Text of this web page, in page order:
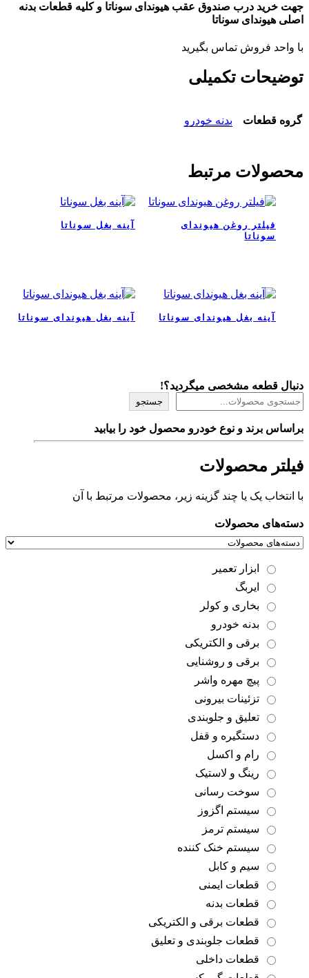
جهت خرید درب صندوق عقب هیوندای سوناتا و کلیه قطعات بدنه
اصلی هیوندای سوناتا
با واحد فروش تماس بگیرید
توضیحات تکمیلی
گروه قطعات بدنه خودرو
محصولات مرتبط
فیلتر روغن هیوندای
سوناتا
آینه بغل سوناتا
آینه بغل هیوندای سوناتا آینه بغل هیوندای سوناتا
دنبال قطعه مشخصی میگردید؟!
جستجو
براساس برند و نوع خودرو محصول خود را بیابید
فیلتر محصولات
با انتخاب یک یا چند گزینه زیر، محصولات مرتبط با آن
دسته‌های محصولات
ابزار تعمیر
ایربگ
بخاری و کولر
بدنه خودرو
برقی و الکتریکی
برقی و روشنایی
پیچ مهره واشر
تزئینات بیرونی
تعلیق و جلوبندی
دستگیره و قفل
رام و اکسل
رینگ و لاستیک
سوخت رسانی
سیستم اگزوز
سیستم ترمز
سیستم خنک کننده
سیم و کابل
قطعات ایمنی
قطعات بدنه
قطعات برقی و الکتریکی
قطعات جلوبندی و تعلیق
قطعات داخلی